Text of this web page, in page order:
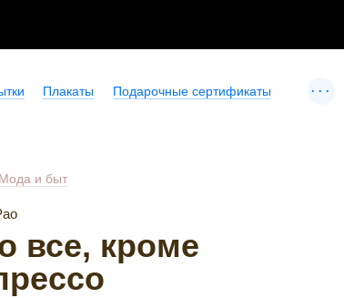
Плакаты Подарочные сертификаты ...
Мода и быт
все, кроме